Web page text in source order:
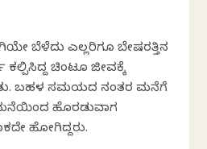
ಬೆಳೆದು ಎಲ್ಲರಿಗೂ ಬೇಷರತ್ತಿನ
ಕಲ್ಪಿಸಿದ್ದ ಚಿಂಟೂ ಜೀವಕ್ಕೆ
ಬಹಳ ಸಮಯದ ನಂತರ ಮನೆಗೆ
ಹೊರಡುವಾಗ
ಹೋಗಿದ್ದರು.